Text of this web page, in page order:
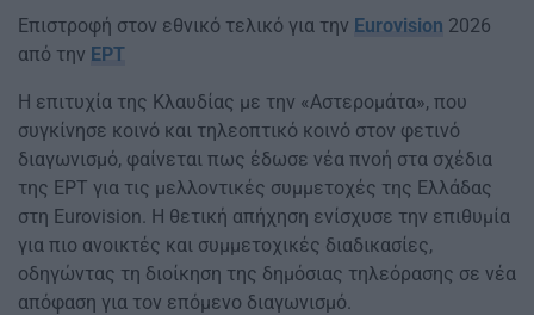
Επιστροφή στον εθνικό τελικό για την Eurovision 2026
από την ΕΡΤ
Η επιτυχία της Κλαυδίας με την «Αστερομάτα», που
συγκίνησε κοινό και τηλεοπτικό κοινό στον φετινό
διαγωνισμό, φαίνεται πως έδωσε νέα πνοή στα σχέδια
της ΕΡΤ για τις μελλοντικές συμμετοχές της Ελλάδας
στη Eurovision. Η θετική απήχηση ενίσχυσε την επιθυμία
για πιο ανοικτές και συμμετοχικές διαδικασίες,
οδηγώντας τη διοίκηση της δημόσιας τηλεόρασης σε νέα
απόφαση για τον επόμενο διαγωνισμό.